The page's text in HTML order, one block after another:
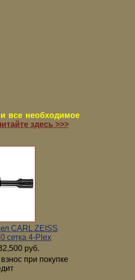
все необходимое
здесь >>>
CARL ZEISS
сетка 4-Plex
руб.
при покупке